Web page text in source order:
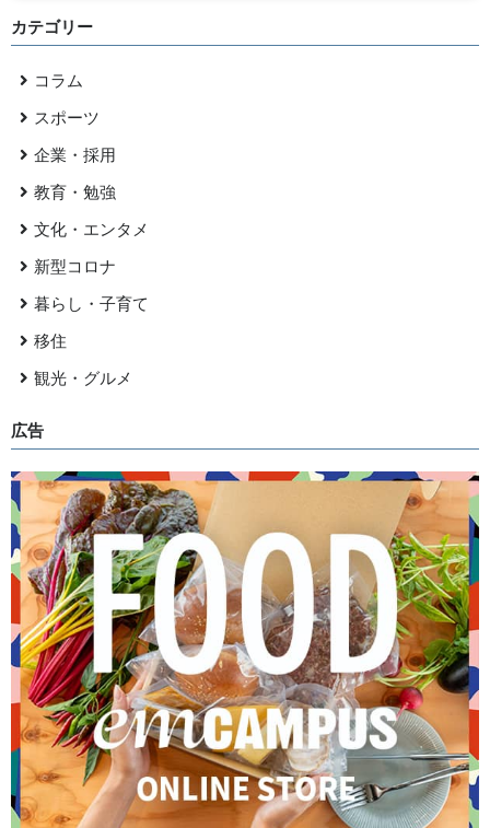
カテゴリー
コラム
スポーツ
企業・採用
教育・勉強
文化・エンタメ
新型コロナ
暮らし・子育て
移住
観光・グルメ
広告